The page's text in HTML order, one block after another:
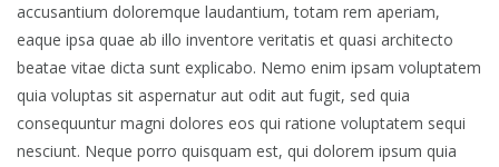
accusantium doloremque laudantium, totam rem aperiam,
eaque ipsa quae ab illo inventore veritatis et quasi architecto
beatae vitae dicta sunt explicabo. Nemo enim ipsam voluptatem
quia voluptas sit aspernatur aut odit aut fugit, sed quia
consequuntur magni dolores eos qui ratione voluptatem sequi
nesciunt. Neque porro quisquam est, qui dolorem ipsum quia